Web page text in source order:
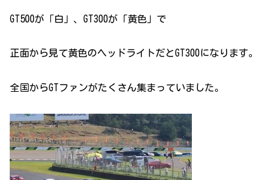
GT500が「白」、GT300が「黄色」で
正面から見て黄色のヘッドライトだとGT300になります。
全国からGTファンがたくさん集まっていました。